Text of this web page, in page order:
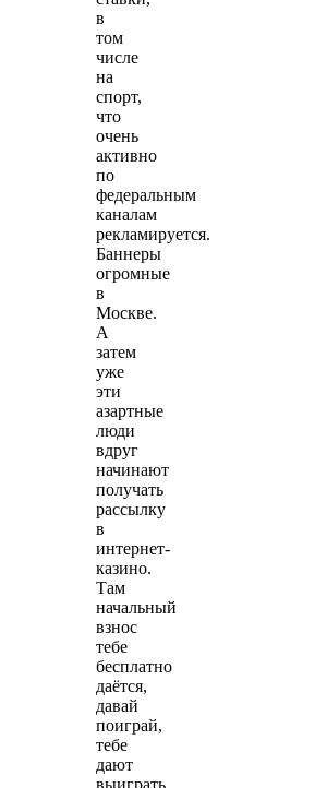
в
том
числе
на
спорт,
что
очень
активно
по
федеральным
каналам
рекламируется.
Баннеры
огромные
в
Москве.
А
затем
уже
эти
азартные
люди
вдруг
начинают
получать
рассылку
в
интернет-
казино.
Там
начальный
взнос
тебе
бесплатно
даётся,
давай
поиграй,
тебе
дают
выиграть.